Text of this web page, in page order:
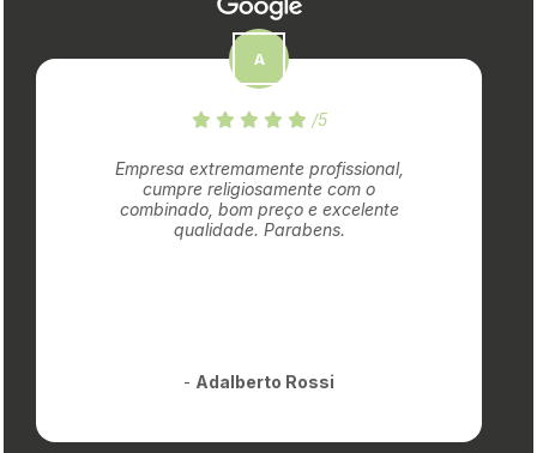
/5
Empresa extremamente profissional,
cumpre religiosamente com o
combinado, bom preço e excelente
qualidade. Parabens.
- Adalberto Rossi